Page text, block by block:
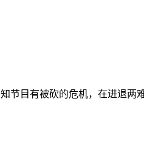
节目有被砍的危机，在进退